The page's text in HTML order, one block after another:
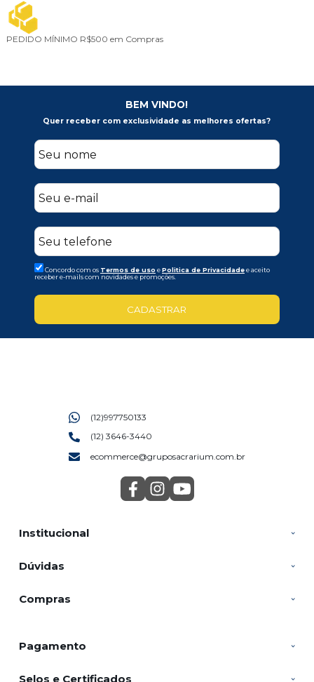
PEDIDO MÍNIMO R$500 em Compras
BEM VINDO!
Quer receber com exclusividade as melhores ofertas?
Concordo com os Termos de uso ePolitica de Privacidadee aceito
receber e-mails com novidades e promoções.
CADASTRAR
Institucional
Dúvidas
Compras
(12)997750133
(12) 3646-3440
ecommerce@gruposacrarium.com.br
Pagamento
Selos e Certificados